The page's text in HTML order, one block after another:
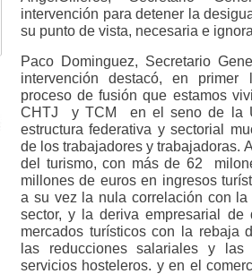
intervención para detener la
su punto de vista, necesaria e
Paco Dominguez, Secretario
intervención destacó, en primer
proceso de fusión que estamos
CHTJ y TCM en el seno de la
estructura federativa y sectorial
de los trabajadores y trabajadoras.
del turismo, con más de 62
millones de euros en ingresos
a su vez la nula correlación con
sector, y la deriva empresarial de
mercados turísticos con la rebaja
las reducciones salariales y las
servicios hosteleros. y en el